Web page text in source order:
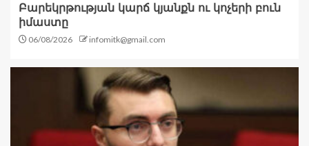
Բարեկրթության կարճ կյանքն ու կոչերի բուն
իմաստը
06/08/2026 infomitk@gmail.com